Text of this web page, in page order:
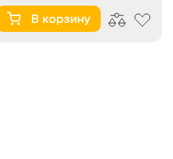
В корзину